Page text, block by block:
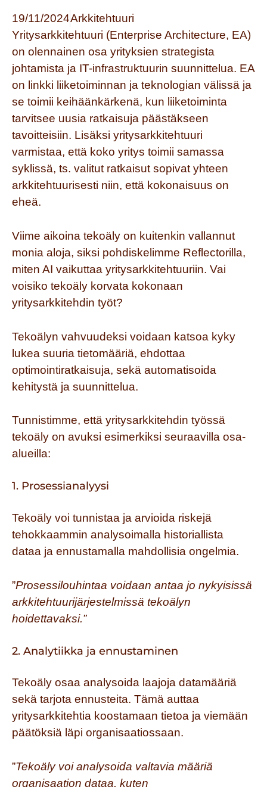
19/11/2024Arkkitehtuuri
Yritysarkkitehtuuri (Enterprise Architecture, EA)
on olennainen osa yrityksien strategista
johtamista ja IT-infrastruktuurin suunnittelua. EA
on linkki liiketoiminnan ja teknologian välissä ja
se toimii keihäänkärkenä, kun liiketoiminta
tarvitsee uusia ratkaisuja päästäkseen
tavoitteisiin. Lisäksi yritysarkkitehtuuri
varmistaa, että koko yritys toimii samassa
syklissä, ts. valitut ratkaisut sopivat yhteen
arkkitehtuurisesti niin, että kokonaisuus on
eheä.
Viime aikoina tekoäly on kuitenkin vallannut
monia aloja, siksi pohdiskelimme Reflectorilla,
miten AI vaikuttaa yritysarkkitehtuuriin. Vai
voisiko tekoäly korvata kokonaan
yritysarkkitehdin työt?
Tekoälyn vahvuudeksi voidaan katsoa kyky
lukea suuria tietomääriä, ehdottaa
optimointiratkaisuja, sekä automatisoida
kehitystä ja suunnittelua.
Tunnistimme, että yritysarkkitehdin työssä
tekoäly on avuksi esimerkiksi seuraavilla osa-
alueilla:
1. Prosessianalyysi
Tekoäly voi tunnistaa ja arvioida riskejä
tehokkaammin analysoimalla historiallista
dataa ja ennustamalla mahdollisia ongelmia.
”Prosessilouhintaa voidaan antaa jo nykyisissä
arkkitehtuurijärjestelmissä tekoälyn
hoidettavaksi.”
2. Analytiikka ja ennustaminen
Tekoäly osaa analysoida laajoja datamääriä
sekä tarjota ennusteita. Tämä auttaa
yritysarkkitehtia koostamaan tietoa ja viemään
päätöksiä läpi organisaatiossaan.
”Tekoäly voi analysoida valtavia määriä
organisaation dataa, kuten